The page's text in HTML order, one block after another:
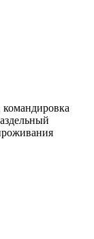
командировка